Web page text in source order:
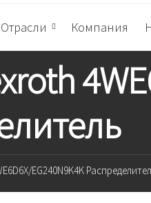
Отрасли Компания
EG240N9K4K